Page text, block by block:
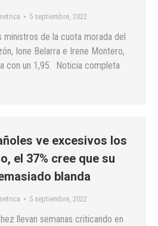
5 septiembre, 2022
de la cuota morada del
Ione Belarra e Irene Montero,
con un 1,95. Noticia completa
ve excesivos los
el 37% cree que su
blanda
5 septiembre, 2022
llevan semanas criticando en